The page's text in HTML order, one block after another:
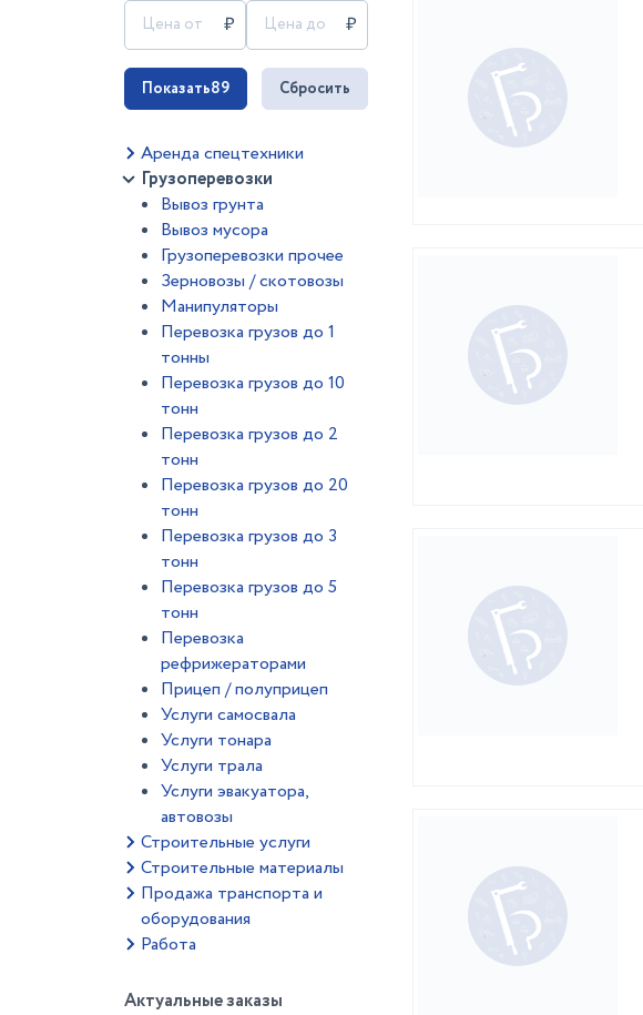
Показать89 Сбросить
Аренда спецтехники
Грузоперевозки
Вывоз грунта
Вывоз мусора
Грузоперевозки прочее
Зерновозы / скотовозы
Манипуляторы
Перевозка грузов до 1
тонны
Перевозка грузов до 10
тонн
Перевозка грузов до 2
тонн
Перевозка грузов до 20
тонн
Перевозка грузов до 3
тонн
Перевозка грузов до 5
тонн
Перевозка
рефрижераторами
Прицеп / полуприцеп
Услуги самосвала
Услуги тонара
Услуги трала
Услуги эвакуатора,
автовозы
Строительные услуги
Строительные материалы
Продажа транспорта и
оборудования
Работа
Актуальные заказы